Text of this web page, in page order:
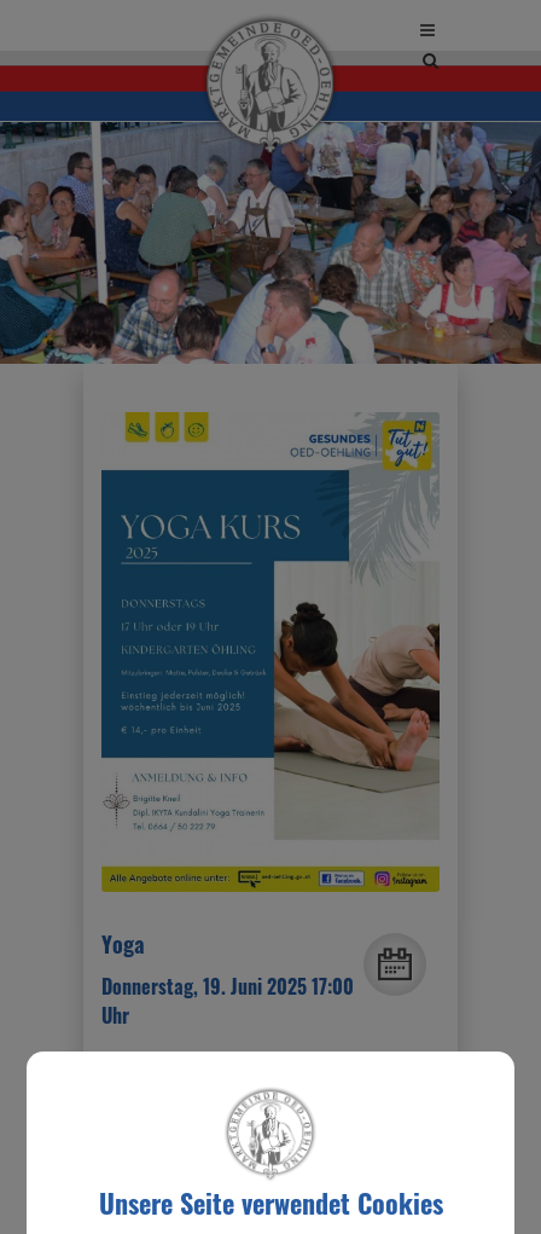
Site
Yoga
Donnerstag, 19. Juni 2025 17:00
Uhr
mit Brigitte Kneil - Dipl. IKYTA
Kundalini Yoga Trainerin
Veranstaltungsort
Unsere Seite verwendet Cookies